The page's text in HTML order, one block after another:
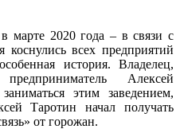
марте 2020 года – в связи с
коснулись всех предприятий
история. Владелец,
Алексей
этим заведением,
Таротин начал получать
от горожан.